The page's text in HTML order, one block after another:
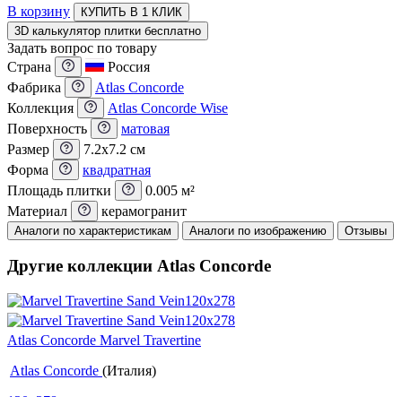
В корзину
КУПИТЬ В 1 КЛИК
3D калькулятор плитки бесплатно
Задать вопрос по товару
Страна
Россия
Фабрика
Atlas Concorde
Коллекция
Atlas Concorde Wise
Поверхность
матовая
Размер
7.2x7.2 см
Форма
квадратная
Площадь плитки
0.005 м²
Материал
керамогранит
Аналоги по характеристикам Аналоги по изображению Отзывы
Другие коллекции Atlas Concorde
Atlas Concorde Marvel Travertine
Atlas Concorde (Италия)